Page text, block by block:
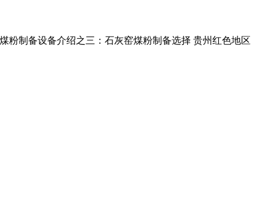
粉制备设备介绍之三：石灰窑煤粉制备选择 贵州红色地区